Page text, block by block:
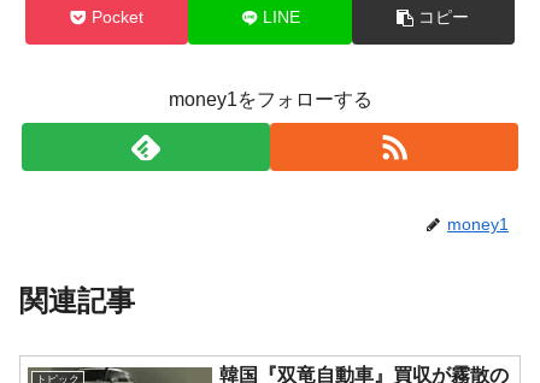
Pocket LINE コピー
money1をフォローする
money1
関連記事
トピック
韓国『双竜自動車』買収が霧散の